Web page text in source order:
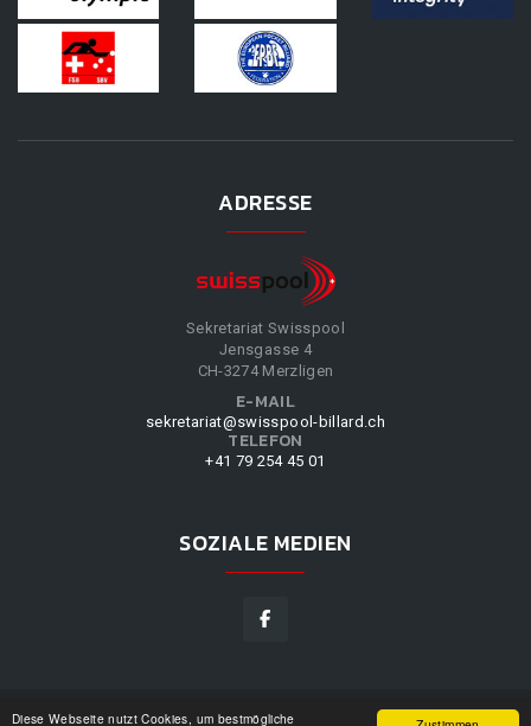
Diese Webseite nutzt Cookies, um bestmögliche
ADRESSE
Sekretariat Swisspool
Jensgasse 4
CH-3274 Merzligen
E-MAIL
sekretariat@swisspool-billard.ch
TELEFON
+41 79 254 45 01
SOZIALE MEDIEN